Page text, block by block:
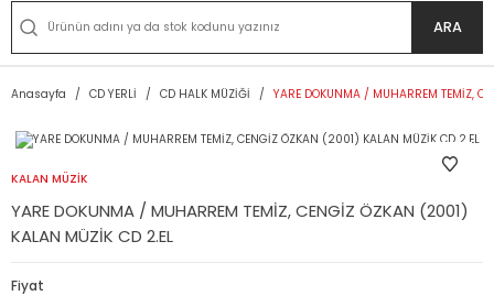
ARA
Anasayfa CD YERLİ CD HALK MÜZİĞİ YARE DOKUNMA / MUHARREM TEMİZ,
KALAN MÜZİK
YARE DOKUNMA / MUHARREM TEMİZ, CENGİZ ÖZKAN (2001)
KALAN MÜZİK CD 2.EL
Fiyat